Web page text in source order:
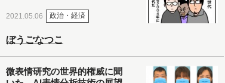
2021.05.06 政治・経済
ぼうごなつこ
微表情研究の世界的権威に聞